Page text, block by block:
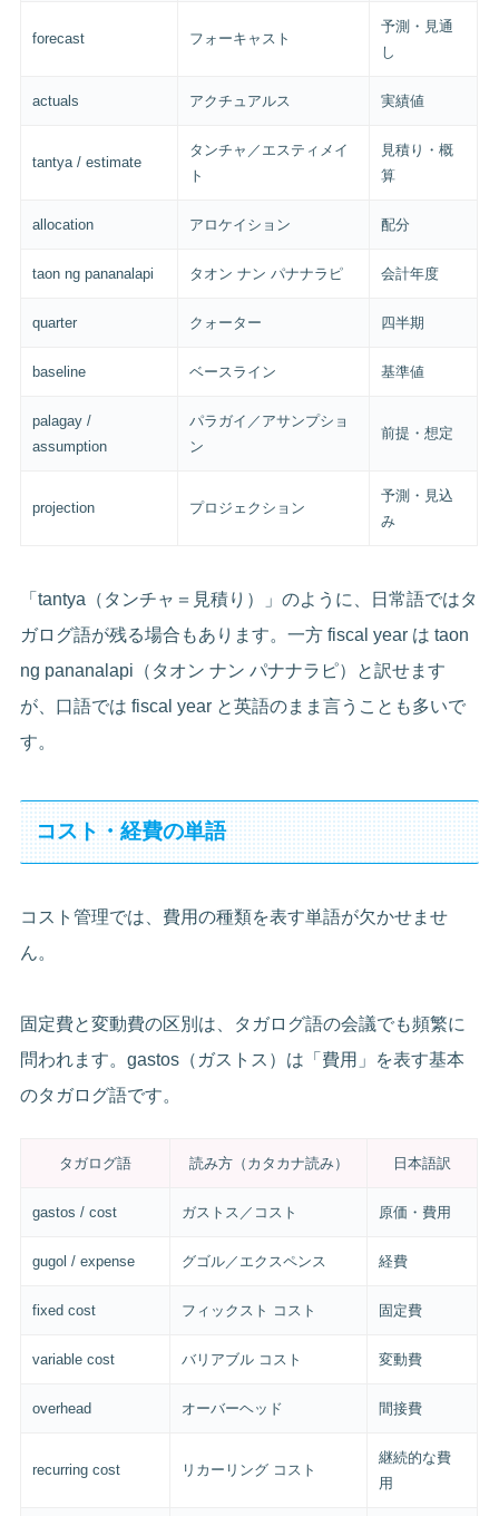
forecast フォーキャスト
予測・見通
し
actuals アクチュアルス 実績値
tantya / estimate
タンチャ／エスティメイ
ト
見積り・概
算
allocation アロケイション 配分
taon ng pananalapi タオン ナン パナナラピ 会計年度
quarter クォーター 四半期
baseline ベースライン 基準値
palagay /
assumption
パラガイ／アサンプショ
ン
前提・想定
projection プロジェクション
予測・見込
み
「tantya（タンチャ＝見積り）」のように、日常語ではタ
ガログ語が残る場合もあります。一方 fiscal year は taon
ng pananalapi（タオン ナン パナナラピ）と訳せます
が、口語では fiscal year と英語のまま言うことも多いで
す。
コスト・経費の単語
コスト管理では、費用の種類を表す単語が欠かせませ
ん。
固定費と変動費の区別は、タガログ語の会議でも頻繁に
問われます。gastos（ガストス）は「費用」を表す基本
のタガログ語です。
タガログ語 読み方（カタカナ読み） 日本語訳
gastos / cost ガストス／コスト 原価・費用
gugol / expense グゴル／エクスペンス 経費
fixed cost フィックスト コスト 固定費
variable cost バリアブル コスト 変動費
overhead オーバーヘッド 間接費
recurring cost リカーリング コスト
継続的な費
用